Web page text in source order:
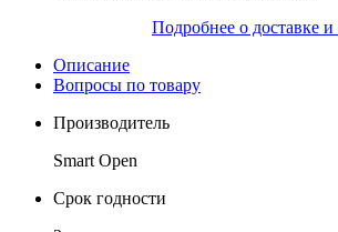
Подробнее о доставке и
Описание
Вопросы по товару
Производитель
Smart Open
Срок годности